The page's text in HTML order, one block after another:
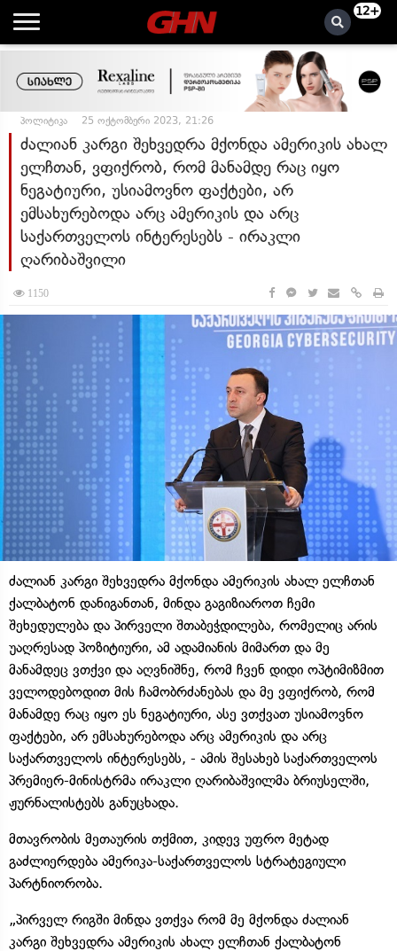
12+
პოლიტიკა 25 ოქტომბერი 2023, 21:26
ძალიან კარგი შეხვედრა მქონდა ამერიკის ახალ
ელჩთან, ვფიქრობ, რომ მანამდე რაც იყო
ნეგატიური, უსიამოვნო ფაქტები, არ
ემსახურებოდა არც ამერიკის და არც
საქართველოს ინტერესებს - ირაკლი
ღარიბაშვილი
1150
ძალიან კარგი შეხვედრა მქონდა ამერიკის ახალ ელჩთან
ქალბატონ დანიგანთან, მინდა გაგიზიაროთ ჩემი
შეხედულება და პირველი შთაბეჭდილება, რომელიც არის
უაღრესად პოზიტიური, ამ ადამიანის მიმართ და მე
მანამდეც ვთქვი და აღვნიშნე, რომ ჩვენ დიდი ოპტიმიზმით
ველოდებოდით მის ჩამობრძანებას და მე ვფიქრობ, რომ
მანამდე რაც იყო ეს ნეგატიური, ასე ვთქვათ უსიამოვნო
ფაქტები, არ ემსახურებოდა არც ამერიკის და არც
საქართველოს ინტერესებს, - ამის შესახებ საქართველოს
პრემიერ-მინისტრმა ირაკლი ღარიბაშვილმა ბრიუსელში,
ჟურნალისტებს განუცხადა.
მთავრობის მეთაურის თქმით, კიდევ უფრო მეტად
გაძლიერდება ამერიკა-საქართველოს სტრატეგიული
პარტნიორობა.
„პირველ რიგში მინდა ვთქვა რომ მე მქონდა ძალიან
კარგი შეხვედრა ამერიკის ახალ ელჩთან ქალბატონ